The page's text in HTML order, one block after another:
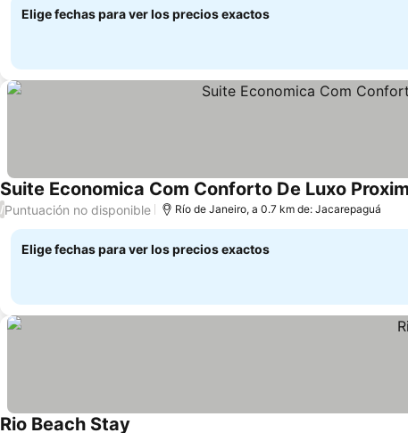
Elige fechas para ver los precios exactos
Suite Economica Com Conforto De Luxo
/Puntuación no disponible Río de Janeiro, a 0.7 km de: Jacarepaguá
Elige fechas para ver los precios exactos
Rio Beach Stay